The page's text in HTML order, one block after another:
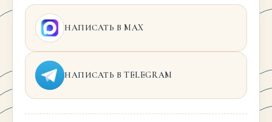
НАПИСАТЬ В MAX
НАПИСАТЬ В TELEGRAM